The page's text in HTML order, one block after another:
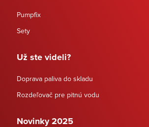
Pumpfix
Sety
Už ste videli?
Doprava paliva do skladu
Rozdeľovač pre pitnú vodu
Novinky 2025